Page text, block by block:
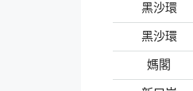
黑沙環
黑沙環
媽閣